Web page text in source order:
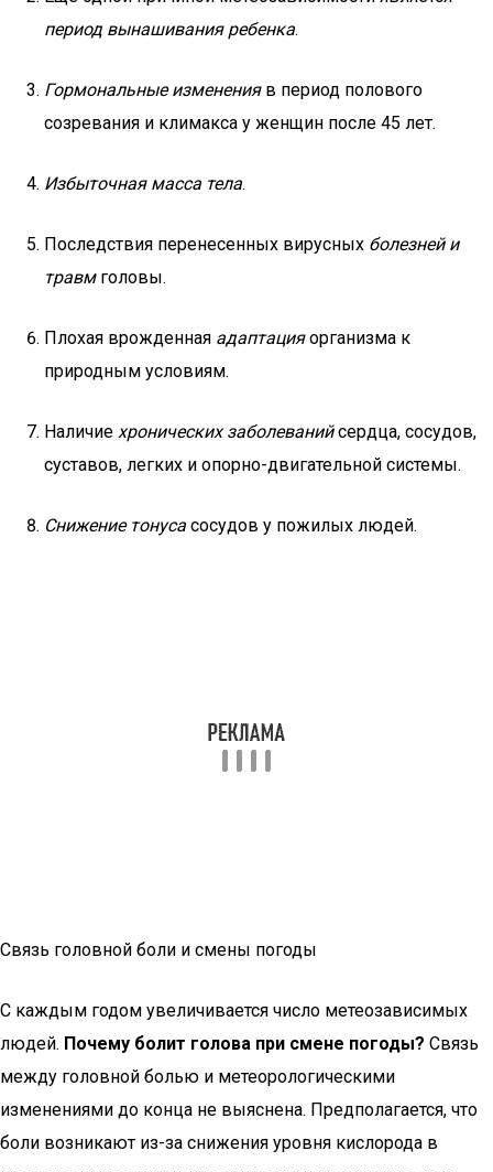
период вынашивания ребенка.
Гормональные измененияв период полового
созревания и климакса у женщин после 45 лет.
Избыточная масса тела.
Последствия перенесенных вирусных болезней и
травмголовы.
Плохая врожденная адаптацияорганизма к
природным условиям.
Наличие хронических заболеванийсердца, сосудов,
суставов, легких и опорно-двигательной системы.
Снижение тонуса сосудов у пожилых людей.
Связь головной боли и смены погоды
С каждым годом увеличивается число метеозависимых
людей. Почему болит голова при смене погоды? Связь
между головной болью и метеорологическими
изменениями до конца не выяснена. Предполагается, что
боли возникают из-за снижения уровня кислорода в